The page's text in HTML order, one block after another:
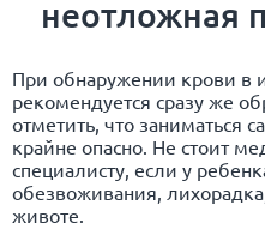
неотложная
При обнаружении крови в
рекомендуется сразу же
отметить, что заниматься
крайне опасно. Не стоит
специалисту, если у
обезвоживания,
животе.